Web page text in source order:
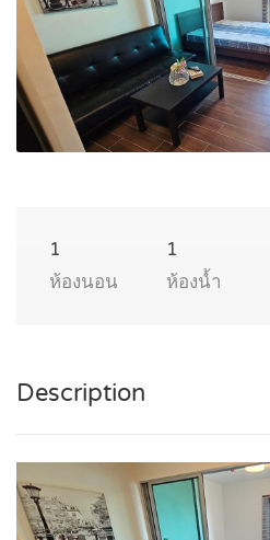
1
ห้องนอน
1
ห้องน้ำ
Description